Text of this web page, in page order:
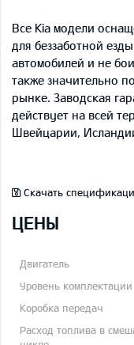
Все Kia модели
для беззаботной
автомобилей и не
также значительно
рынке. Заводская
действует на всей
Швейцарии,
Скачать
ЦЕНЫ